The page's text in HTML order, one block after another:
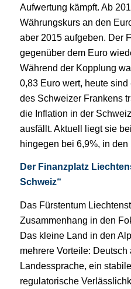
Aufwertung kämpft. Ab
Währungskurs an den
aber 2015 aufgeben. Der
gegenüber dem Euro
Während der Kopplung
0,83 Euro wert, heute
des Schweizer Frankens
die Inflation in der
ausfällt. Aktuell liegt sie
hingegen bei 6,9%, in
Der Finanzplatz
Schweiz“
Das Fürstentum
Zusammenhang in den
Das kleine Land in den
mehrere Vorteile: Deutsch
Landessprache, ein
regulatorische